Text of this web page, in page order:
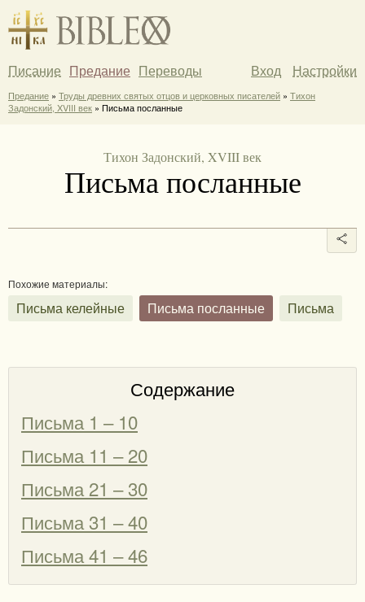
Писание Предание Переводы Вход Настройки
Предание » Труды древних святых отцов и церковных писателей » Тихон
Задонский, XVIII век » Письма посланные
Тихон Задонский, XVIII век
Письма посланные
Похожие материалы:
Письма келейные Письма посланные Письма
Содержание
Письма 1 – 10
Письма 11 – 20
Письма 21 – 30
Письма 31 – 40
Письма 41 – 46